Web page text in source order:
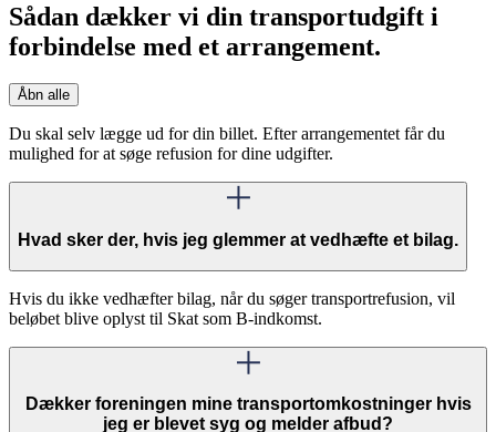
Sådan dækker vi din transportudgift i
forbindelse med et arrangement.
Åbn alle
Du skal selv lægge ud for din billet. Efter arrangementet får du
mulighed for at søge refusion for dine udgifter.
Hvad sker der, hvis jeg glemmer at vedhæfte et bilag.
Hvis du ikke vedhæfter bilag, når du søger transportrefusion, vil
beløbet blive oplyst til Skat som B-indkomst.
Dækker foreningen mine transportomkostninger hvis
jeg er blevet syg og melder afbud?